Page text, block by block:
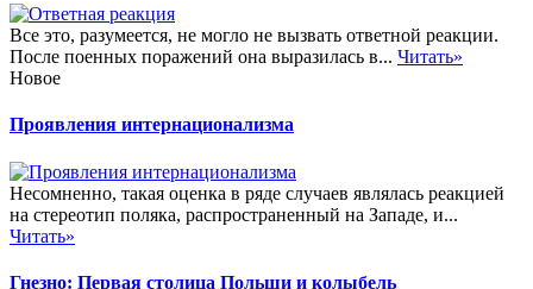
Все это, разумеется, не могло не вызвать ответной реакции.
После поенных поражений она выразилась в... Читать»
Новое
Проявления интернационализма
Несомненно, такая оценка в ряде случаев являлась реакцией
на стереотип поляка, распространенный на Западе, и...
Читать»
Гнезно: Первая столица Польши и колыбель